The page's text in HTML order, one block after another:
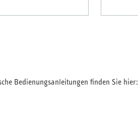
Bedienungsanleitungen finden Sie hier: